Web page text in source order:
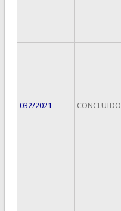
032/2021 CONCLUIDO